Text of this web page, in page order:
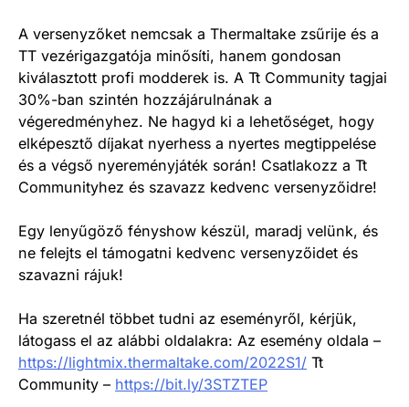
A versenyzőket nemcsak a Thermaltake zsűrije és a
TT vezérigazgatója minősíti, hanem gondosan
kiválasztott profi modderek is. A Tt Community tagjai
30%-ban szintén hozzájárulnának a
végeredményhez. Ne hagyd ki a lehetőséget, hogy
elképesztő díjakat nyerhess a nyertes megtippelése
és a végső nyereményjáték során! Csatlakozz a Tt
Communityhez és szavazz kedvenc versenyzőidre!
Egy lenyűgöző fényshow készül, maradj velünk, és
ne felejts el támogatni kedvenc versenyzőidet és
szavazni rájuk!
Ha szeretnél többet tudni az eseményről, kérjük,
látogass el az alábbi oldalakra: Az esemény oldala –
https://lightmix.thermaltake.com/2022S1/ Tt
Community – https://bit.ly/3STZTEP